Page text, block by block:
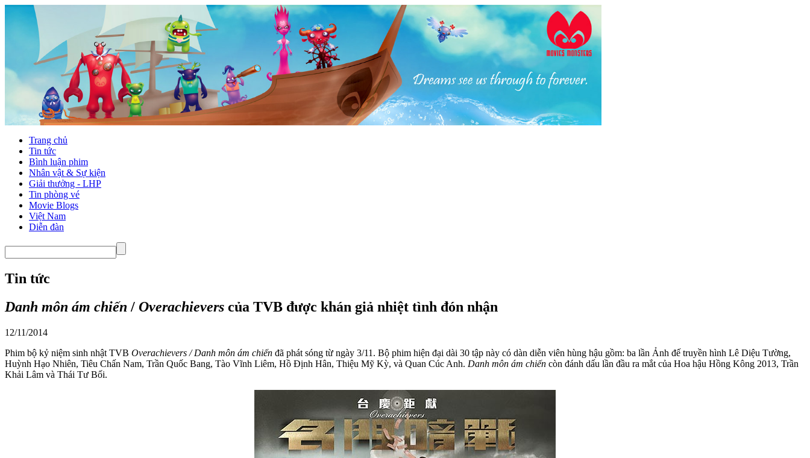
Trang chủ
Tin tức
Bình luận phim
Nhân vật & Sự kiện
Giải thưởng - LHP
Tin phòng vé
Movie Blogs
Việt Nam
Diễn đàn
Tin tức
Danh môn ám chiến / Overachievers của TVB được khán giả nhiệt tình đón nhận
12/11/2014
Phim bộ kỷ niệm sinh nhật TVB Overachievers / Danh môn ám chiến đã phát sóng từ ngày 3/11. Bộ phim hiện đại dài 30 tập này có dàn diễn viên hùng hậu gồm: ba lần Ảnh đế truyền hình Lê Diệu Tường,
Huỳnh Hạo Nhiên, Tiêu Chấn Nam, Trần Quốc Bang, Tào Vĩnh Liêm, Hồ Định Hân, Thiệu Mỹ Kỳ, và Quan Cúc Anh. Danh môn ám chiến còn đánh dấu lần đầu ra mắt của Hoa hậu Hồng Kông 2013, Trần
Khải Lâm và Thái Tư Bối.